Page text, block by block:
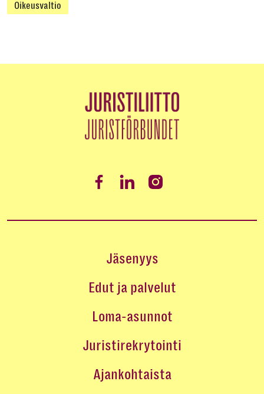
Oikeusvaltio
Jäsenyys
Edut ja palvelut
Loma-asunnot
Juristirekrytointi
Ajankohtaista